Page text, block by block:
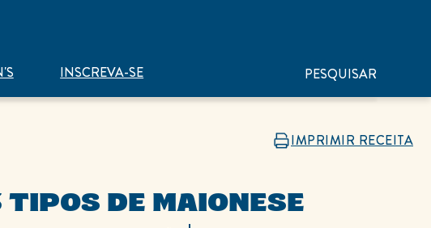
INSCREVA-SE PESQUISAR
IMPRIMIR RECEITA
TIPOS DE MAIONESE